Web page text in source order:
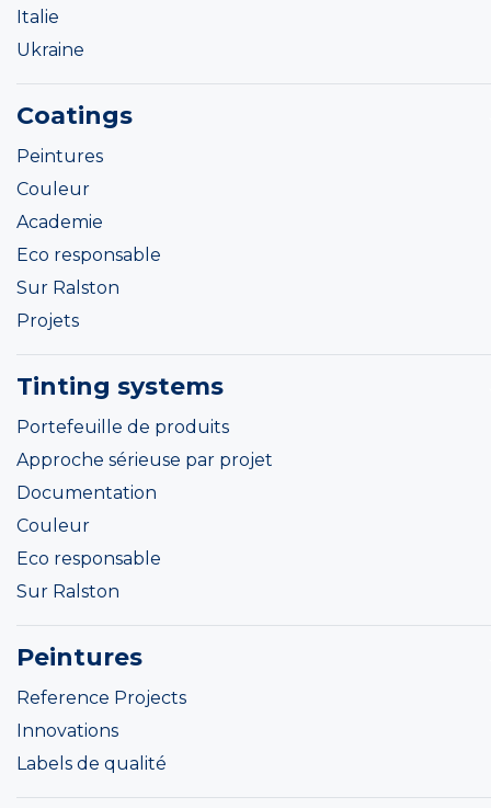
Italie
Ukraine
Coatings
Peintures
Couleur
Academie
Eco responsable
Sur Ralston
Projets
Tinting systems
Portefeuille de produits
Approche sérieuse par projet
Documentation
Couleur
Eco responsable
Sur Ralston
Peintures
Reference Projects
Innovations
Labels de qualité